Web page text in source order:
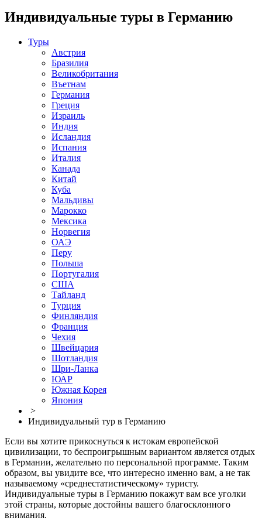
Индивидуальные туры в Германию
Туры
Австрия
Бразилия
Великобритания
Въетнам
Германия
Греция
Израиль
Индия
Исландия
Испания
Италия
Канада
Китай
Куба
Мальдивы
Марокко
Мексика
Норвегия
ОАЭ
Перу
Польша
Португалия
США
Тайланд
Турция
Финляндия
Франция
Чехия
Швейцария
Шотландия
Шри-Ланка
ЮАР
Южная Корея
Япония
>
Индивидуальный тур в Германию
Если вы хотите прикоснуться к истокам европейской
цивилизации, то беспроигрышным вариантом является отдых
в Германии, желательно по персональной программе. Таким
образом, вы увидите все, что интересно именно вам, а не так
называемому «среднестатистическому» туристу.
Индивидуальные туры в Германию покажут вам все уголки
этой страны, которые достойны вашего благосклонного
внимания.